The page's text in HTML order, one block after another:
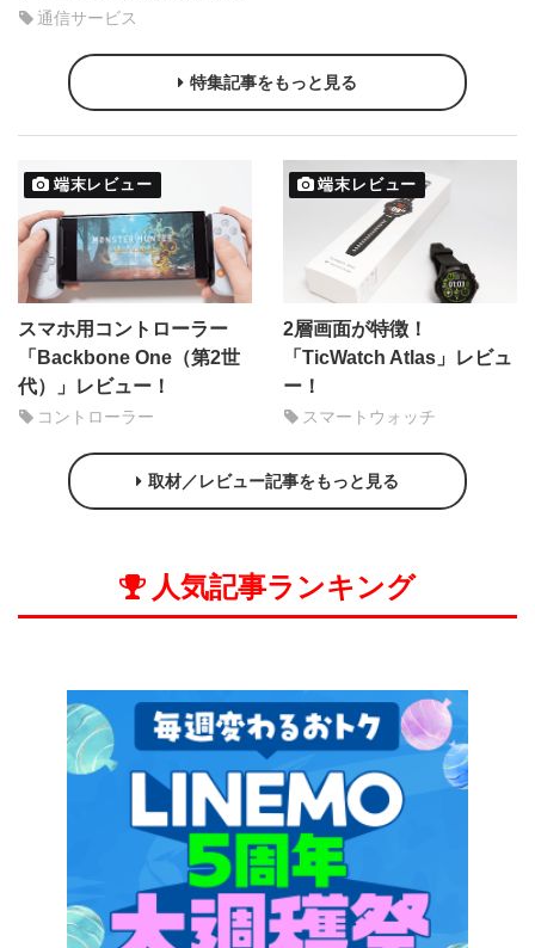
通信サービス
特集記事をもっと見る
端末レビュー
スマホ用コントローラー
「Backbone One（第2世
代）」レビュー！
コントローラー
端末レビュー
2層画面が特徴！
「TicWatch Atlas」レビュ
ー！
スマートウォッチ
取材／レビュー記事をもっと見る
人気記事ランキング